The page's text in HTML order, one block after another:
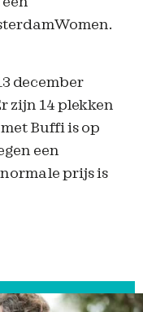
december
zijn 14 plekken
Buffi is op
een
prijs is